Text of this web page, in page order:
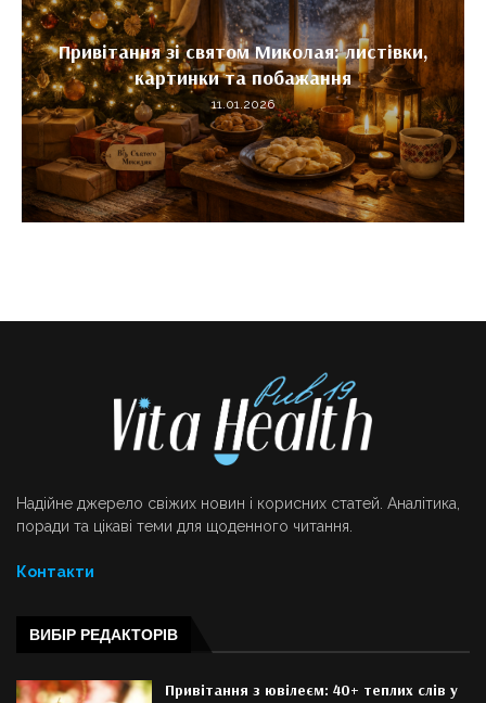
Привітання зі святом Миколая: листівки,
картинки та побажання
11.01.2026
Надійне джерело свіжих новин і корисних статей. Аналітика,
поради та цікаві теми для щоденного читання.
Контакти
ВИБІР РЕДАКТОРІВ
Привітання з ювілеєм: 40+ теплих слів у